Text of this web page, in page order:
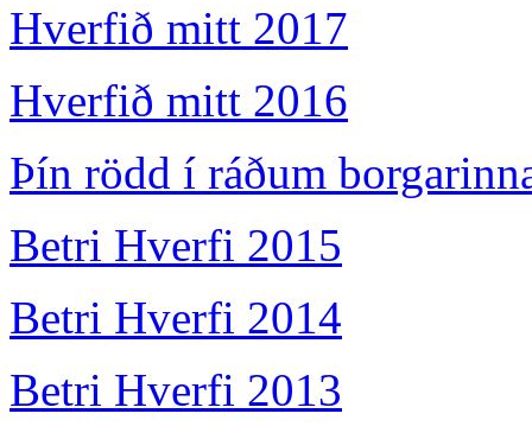
Hverfið mitt 2017
Hverfið mitt 2016
Þín rödd í ráðum
Betri Hverfi 2015
Betri Hverfi 2014
Betri Hverfi 2013